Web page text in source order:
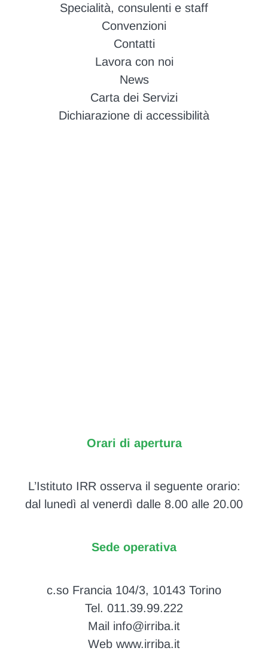
Specialità, consulenti e staff
Convenzioni
Contatti
Lavora con noi
News
Carta dei Servizi
Dichiarazione di accessibilità
Orari di apertura
L’Istituto IRR osserva il seguente orario:
dal lunedì al venerdì dalle 8.00 alle 20.00
Sede operativa
c.so Francia 104/3, 10143 Torino
Tel. 011.39.99.222
Mail info@irriba.it
Web www.irriba.it